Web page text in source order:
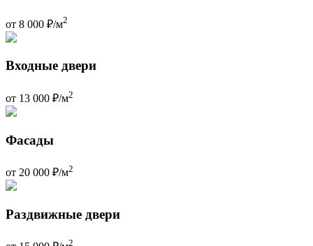
от 8 000 ₽/м2
Входные двери
от 13 000 ₽/м2
Фасады
от 20 000 ₽/м2
Раздвижные двери
2